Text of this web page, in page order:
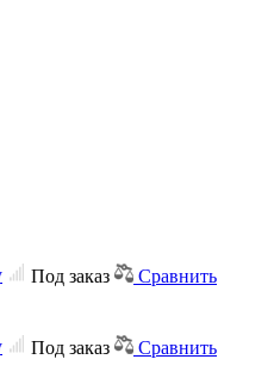
Под заказ Сравнить
Под заказ Сравнить